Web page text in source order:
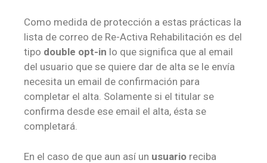
Como medida de protección a estas prácticas la
lista de correo de Re-Activa Rehabilitación es del
tipo double opt-in lo que significa que al email
del usuario que se quiere dar de alta se le envía
necesita un email de confirmación para
completar el alta. Solamente si el titular se
confirma desde ese email el alta, ésta se
completará.
En el caso de que aun así un usuario reciba